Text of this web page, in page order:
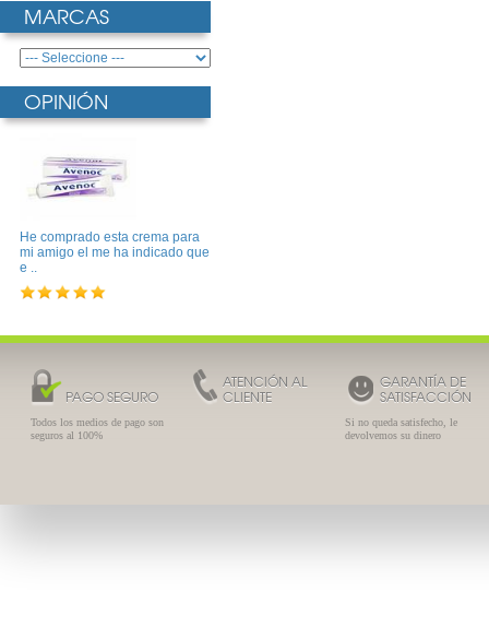
MARCAS
OPINIÓN
He comprado esta crema para
mi amigo el me ha indicado que
e ..
PAGO SEGURO
Todos los medios de pago son
seguros al 100%
ATENCIÓN AL
CLIENTE
GARANTÍA DE
SATISFACCIÓN
Si no queda satisfecho, le
devolvemos su dinero